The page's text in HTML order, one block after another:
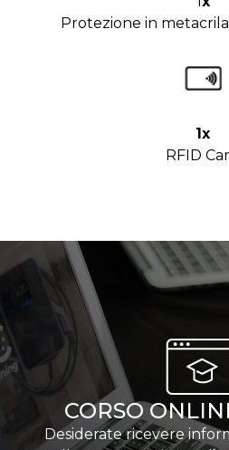
Protezione in
1x
RFID
CORSO
Desiderate ricevere